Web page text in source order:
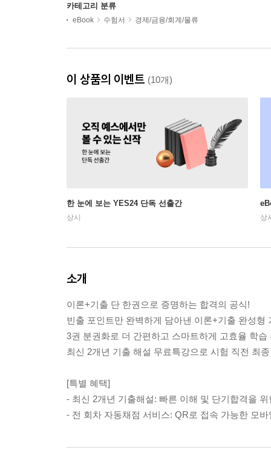
카테고리 분류
eBook 수험서 경제/금융/회계/물류
이 상품의 이벤트 (10개)
한 눈에 보는 YES24 단독 선출간
상시 상
소개
이론+기출 단 한권으로 증명하는 합격의 공식!
빈출 포인트만 완벽하게 담아낸 이론+기출 완성형
3권 분권화로 더 간편하고 스마트하게 고효율 학습
최신 2개년 기출 해설 무료특강으로 시험 직전 최
[특별 혜택]
- 최신 2개년 기출해설: 빠른 이해 및 단기합격을
- 전 회차 자동채점 서비스: QR로 접속 가능한 모